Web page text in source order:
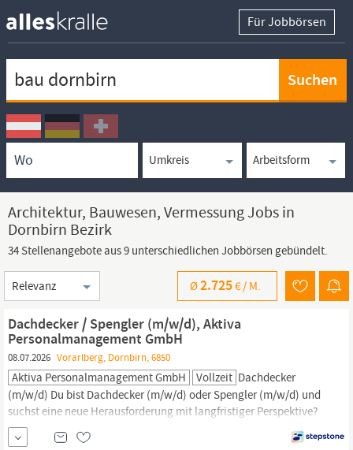
Für Jobbörsen
Ortssuche
Umkreissuche
Arbeitsform
Architektur, Bauwesen, Vermessung Jobs in
Dornbirn Bezirk
34 Stellenangebote aus 9 unterschiedlichen Jobbörsen gebündelt.
Sortierung
Ø2.725€ / M.
Dachdecker / Spengler (m/w/d), Aktiva
Personalmanagement GmbH
08.07.2026 Vorarlberg, Dornbirn, 6850
Aktiva Personalmanagement GmbH Vollzeit Dachdecker
(m/w/d) Du bist Dachdecker (m/w/d) oder Spengler (m/w/d) und
suchst eine neue Herausforderung mit langfristiger Perspektive?
Dann bieten wir Dir eine spannende Möglichkeit in einem
modernen und zukunftsorientierten Arbeitsumfeld im Raum